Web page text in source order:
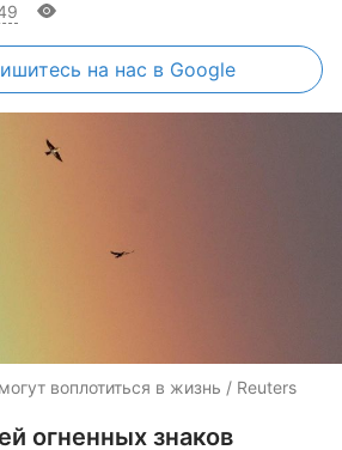
на нас в Google
воплотиться в жизнь / Reuters
огненных знаков